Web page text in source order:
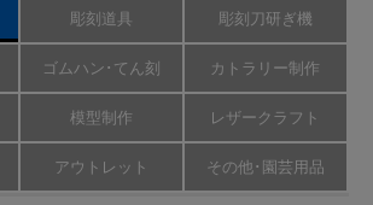
彫刻道具 彫刻刀研ぎ機
ゴムハン･てん刻 カトラリー制作
模型制作 レザークラフト
アウトレット その他･園芸用品